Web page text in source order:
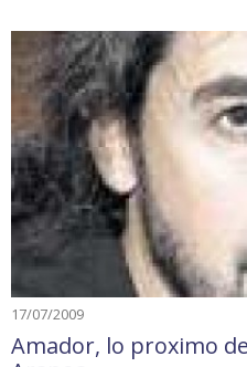
17/07/2009
Amador, lo proximo